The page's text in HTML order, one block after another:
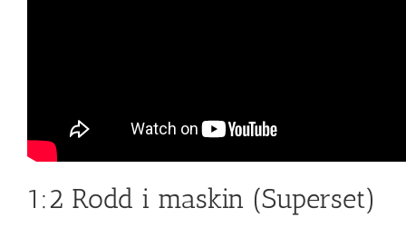
1:2 Rodd i maskin (Superset)